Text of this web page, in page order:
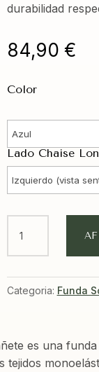
durabilidad
84,90 €
Color
Lado Chaise
Funda
Chaise
Longue
MANACOR
Categoria: Funda
es una
tejidos